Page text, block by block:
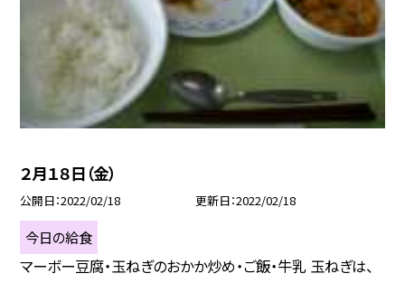
２月１８日（金）
公開日 2022/02/18 更新日 2022/02/18
今日の給食
マーボー豆腐・玉ねぎのおかか炒め・ご飯・牛乳 玉ねぎは、